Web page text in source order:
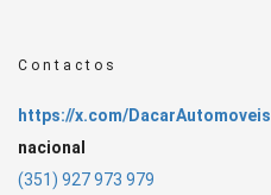
Contactos
https://x.com/DacarAutomoveis
nacional
(351) 927 973 979